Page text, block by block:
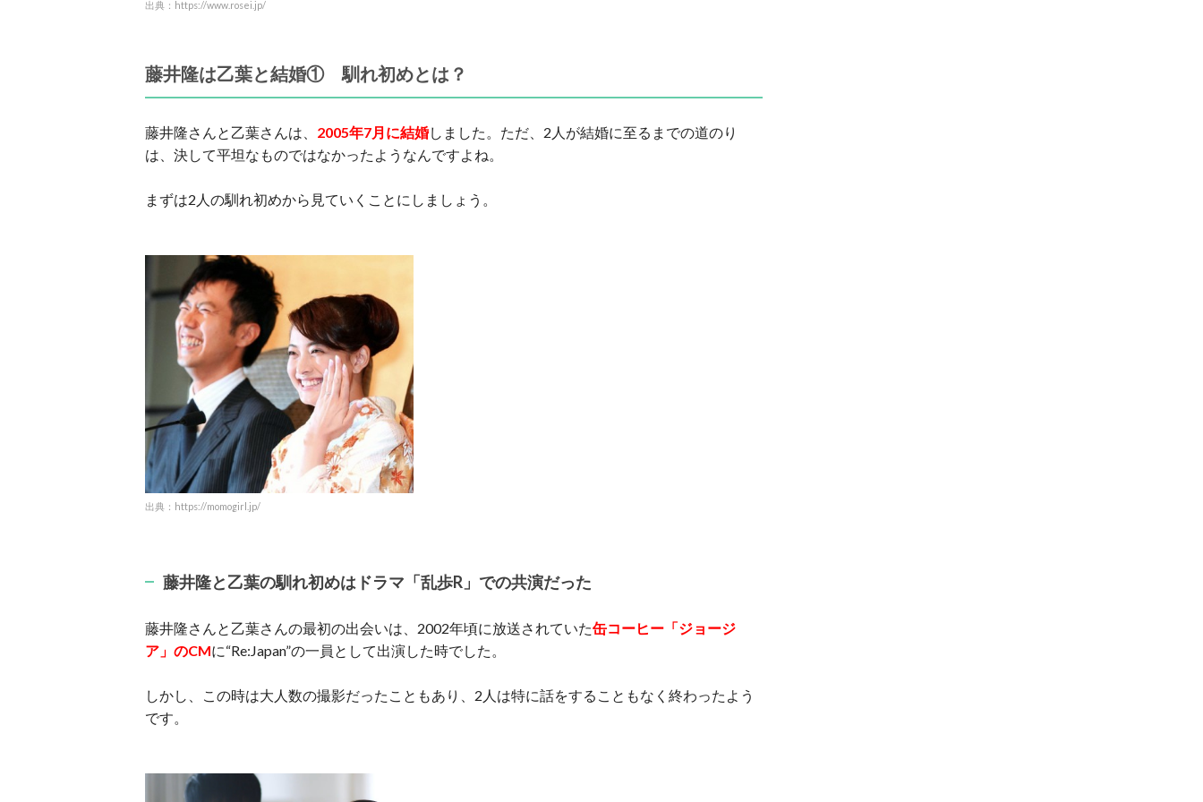
出典：https://www.rosei.jp/
藤井隆は乙葉と結婚① 馴れ初めとは？
藤井隆さんと乙葉さんは、 2005年7月に結婚しました。ただ、2人が結婚に至るまでの道のり
は、決して平坦なものではなかったようなんですよね。
まずは2人の馴れ初めから見ていくことにしましょう。
出典：https://momogirl.jp/
藤井隆と乙葉の馴れ初めはドラマ「乱歩R」での共演だった
藤井隆さんと乙葉さんの最初の出会いは、2002年頃に放送されていた缶コーヒー「ジョージ
ア」のCMに“Re:Japan”の一員として出演した時でした。
しかし、この時は大人数の撮影だったこともあり、2人は特に話をすることもなく終わったよう
です。